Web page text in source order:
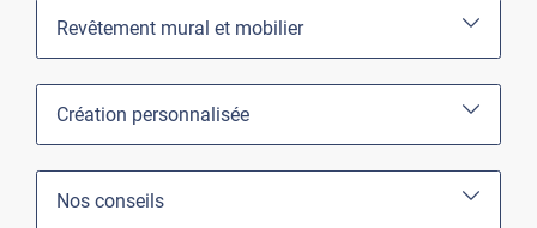
Revêtement mural et mobilier
Création personnalisée
Nos conseils